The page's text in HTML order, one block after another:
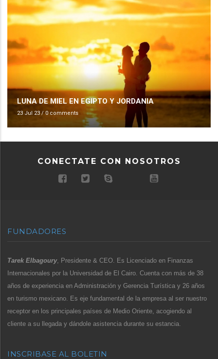
LUNA DE MIEL EN EGIPTO Y JORDANIA
23 Jul 23 / 0 comments
CONECTATE CON NOSOTROS
FUNDADORES
Tarek Elbagoury, Presidente & CEO. Es Licenciado en Finanzas
Internacionales por la Universidad de El Cairo. Cuenta con más de 38
años de experiencia en Administración y Gerencia Turística y 26 años
en turismo mexicano. Es eje fundamental de la empresa al ser nuestro
receptor en los principales países de Medio Oriente, acogiendo al
cliente a su llegada y dándole asistencia durante su estancia.
INSCRIBASE AL BOLETIN